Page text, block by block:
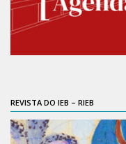
Contratos
Divisão de Apoio e
Transparência
REVISTA DO IEB – RIEB